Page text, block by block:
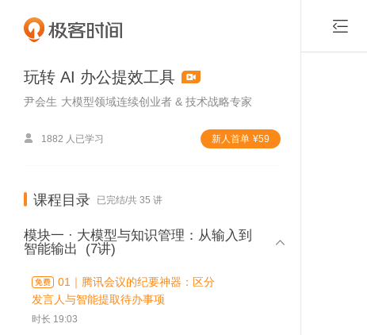
玩转 AI 办公提效工具
尹会生 大模型领域连续创业者 & 技术战略专家
 1882 人已学习 新⼈⾸单 ¥59
课程目录 已完结/共 35 讲
模块一 · 大模型与知识管理：从输入到
智能输出
(7讲) 
01｜腾讯会议的纪要神器：区分
发言人与智能提取待办事项
时长 19:03
